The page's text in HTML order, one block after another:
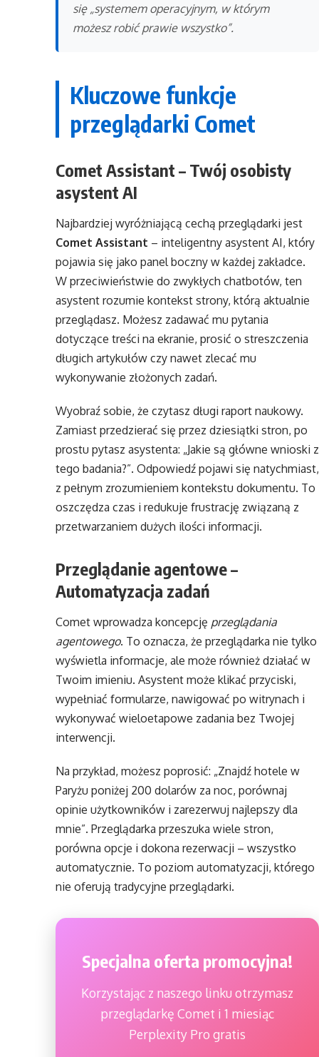
się „systemem operacyjnym, w którym
możesz robić prawie wszystko”.
Kluczowe funkcje
przeglądarki Comet
Comet Assistant – Twój osobisty
asystent AI
Najbardziej wyróżniającą cechą przeglądarki jest
Comet Assistant – inteligentny asystent AI, który
pojawia się jako panel boczny w każdej zakładce.
W przeciwieństwie do zwykłych chatbotów, ten
asystent rozumie kontekst strony, którą aktualnie
przeglądasz. Możesz zadawać mu pytania
dotyczące treści na ekranie, prosić o streszczenia
długich artykułów czy nawet zlecać mu
wykonywanie złożonych zadań.
Wyobraź sobie, że czytasz długi raport naukowy.
Zamiast przedzierać się przez dziesiątki stron, po
prostu pytasz asystenta: „Jakie są główne wnioski z
tego badania?”. Odpowiedź pojawi się natychmiast,
z pełnym zrozumieniem kontekstu dokumentu. To
oszczędza czas i redukuje frustrację związaną z
przetwarzaniem dużych ilości informacji.
Przeglądanie agentowe –
Automatyzacja zadań
Comet wprowadza koncepcję przeglądania
agentowego. To oznacza, że przeglądarka nie tylko
wyświetla informacje, ale może również działać w
Twoim imieniu. Asystent może klikać przyciski,
wypełniać formularze, nawigować po witrynach i
wykonywać wieloetapowe zadania bez Twojej
interwencji.
Na przykład, możesz poprosić: „Znajdź hotele w
Paryżu poniżej 200 dolarów za noc, porównaj
opinie użytkowników i zarezerwuj najlepszy dla
mnie”. Przeglądarka przeszuka wiele stron,
porówna opcje i dokona rezerwacji – wszystko
automatycznie. To poziom automatyzacji, którego
nie oferują tradycyjne przeglądarki.
Specjalna oferta promocyjna!
Korzystając z naszego linku otrzymasz
przeglądarkę Comet i 1 miesiąc
Perplexity Pro gratis